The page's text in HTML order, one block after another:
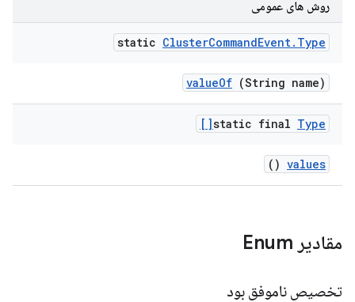
روش های عمومی
static ClusterCommandEvent. Type
valueOf (String name)
static final Type[]
values
()
مقادیر Enum
تخصیص ناموفق بود